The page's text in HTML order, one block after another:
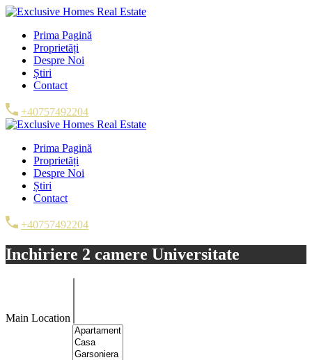
Prima Pagină
Proprietăți
Despre Noi
Știri
Contact
+40757492204
Prima Pagină
Proprietăți
Despre Noi
Știri
Contact
+40757492204
Inchiriere 2 camere Universitate
Main Location